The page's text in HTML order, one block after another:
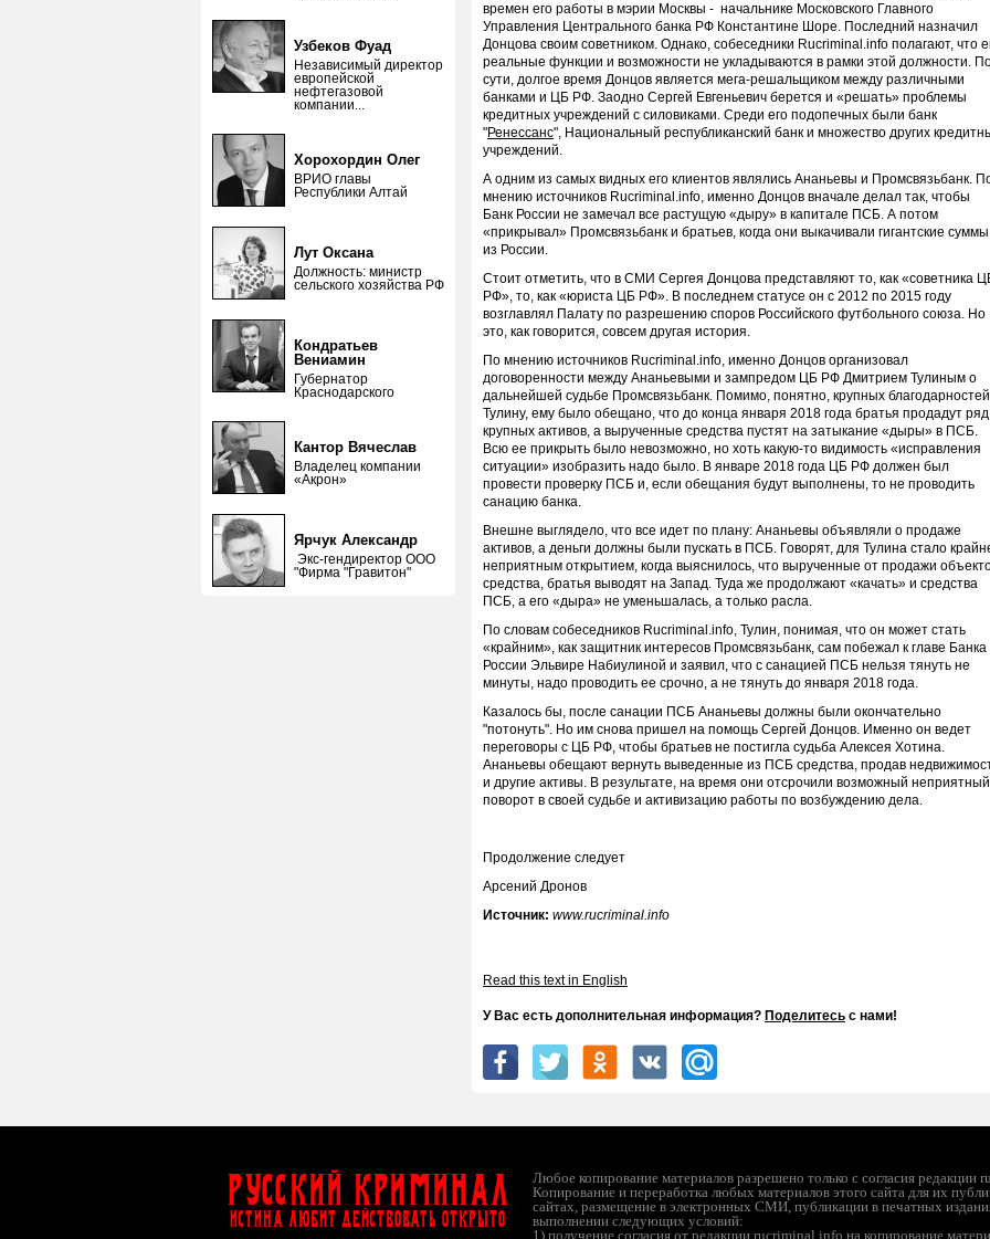
Узбеков Фуад
Независимый директор
европейской
нефтегазовой
компании...
Хорохордин Олег
ВРИО главы
Республики Алтай
Лут Оксана
Должность: министр
сельского хозяйства РФ
Кондратьев
Вениамин
Губернатор
Краснодарского
Кантор Вячеслав
Владелец компании
«Акрон»
Ярчук Александр
Экс-гендиректор ООО
"Фирма "Гравитон"
времен его работы в мэрии Москвы - начальнике Московского Главного
Управления Центрального банка РФ Константине Шоре. Последний назначил
Донцова своим советником. Однако, собеседники Rucriminal.info полагают, что
реальные функции и возможности не укладываются в рамки этой должности.
сути, долгое время Донцов является мега-решальщиком между различными
банками и ЦБ РФ. Заодно Сергей Евгеньевич берется и «решать» проблемы
кредитных учреждений с силовиками. Среди его подопечных были банк
"Ренессанс", Национальный республиканский банк и множество других
учреждений.
А одним из самых видных его клиентов являлись Ананьевы и Промсвязьбанк.
мнению источников Rucriminal.info, именно Донцов вначале делал так, чтобы
Банк России не замечал все растущую «дыру» в капитале ПСБ. А потом
«прикрывал» Промсвязьбанк и братьев, когда они выкачивали гигантские суммы
из России.
Стоит отметить, что в СМИ Сергея Донцова представляют то, как «советника
РФ», то, как «юриста ЦБ РФ». В последнем статусе он с 2012 по 2015 году
возглавлял Палату по разрешению споров Российского футбольного союза. Но
это, как говорится, совсем другая история.
По мнению источников Rucriminal.info, именно Донцов организовал
договоренности между Ананьевыми и зампредом ЦБ РФ Дмитрием Тулиным о
дальнейшей судьбе Промсвязьбанк. Помимо, понятно, крупных благодарностей
Тулину, ему было обещано, что до конца января 2018 года братья продадут ряд
крупных активов, а вырученные средства пустят на затыкание «дыры» в ПСБ.
Всю ее прикрыть было невозможно, но хоть какую-то видимость «исправления
ситуации» изобразить надо было. В январе 2018 года ЦБ РФ должен был
провести проверку ПСБ и, если обещания будут выполнены, то не проводить
санацию банка.
Внешне выглядело, что все идет по плану: Ананьевы объявляли о продаже
активов, а деньги должны были пускать в ПСБ. Говорят, для Тулина стало
неприятным открытием, когда выяснилось, что вырученные от продажи
средства, братья выводят на Запад. Туда же продолжают «качать» и средства
ПСБ, а его «дыра» не уменьшалась, а только расла.
По словам собеседников Rucriminal.info, Тулин, понимая, что он может стать
«крайним», как защитник интересов Промсвязьбанк, сам побежал к главе Банка
России Эльвире Набиулиной и заявил, что с санацией ПСБ нельзя тянуть не
минуты, надо проводить ее срочно, а не тянуть до января 2018 года.
Казалось бы, после санации ПСБ Ананьевы должны были окончательно
"потонуть". Но им снова пришел на помощь Сергей Донцов. Именно он ведет
переговоры с ЦБ РФ, чтобы братьев не постигла судьба Алексея Хотина.
Ананьевы обещают вернуть выведенные из ПСБ средства, продав
и другие активы. В результате, на время они отсрочили возможный неприятный
поворот в своей судьбе и активизацию работы по возбуждению дела.
Продолжение следует
Арсений Дронов
Источник: www.rucriminal.info
Read this text in English
У Вас есть дополнительная информация? Поделитесь с нами!
Русский Криминал
ИСТИНА ЛЮБИТ ДЕЙСТВОВАТЬ ОТКРЫТО
Любое копирование материалов разрешено только с согласия редакции
Копирование и переработка любых материалов этого сайта для их
сайтах, размещение в электронных СМИ, публикации в печатных
выполнении следующих условий:
1) получение согласия от редакции rucriminal.info на копирование